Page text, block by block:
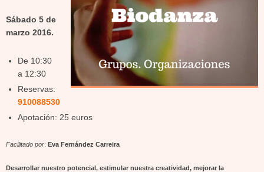
Sábado 5 de
marzo 2016.
De 10:30
a 12:30
Reservas:
910088530
Apotación: 25 euros
Facilitado por: Eva Fernández Carreira
Desarrollar nuestro potencial, estimular nuestra creatividad, mejorar la